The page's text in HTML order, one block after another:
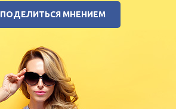
ПОДЕЛИТЬСЯ МНЕНИЕМ